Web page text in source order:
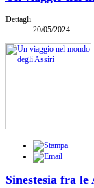
Dettagli
20/05/2024
Sinestesia fra